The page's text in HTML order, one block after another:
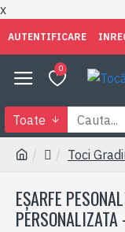
x
AUTENTIFICARE
0
Toate
Toci
EȘARFE